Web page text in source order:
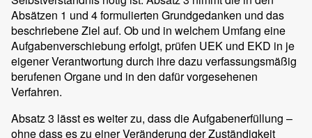
Absätzen 1 und 4 formulierten Grundgedanken und das
beschriebene Ziel auf. Ob und in welchem Umfang eine
Aufgabenverschiebung erfolgt, prüfen UEK und EKD in je
eigener Verantwortung durch ihre dazu verfassungsmäßig
berufenen Organe und in den dafür vorgesehenen
Verfahren.
Absatz 3 lässt es weiter zu, dass die Aufgabenerfüllung –
ohne dass es zu einer Veränderung der Zuständigkeit